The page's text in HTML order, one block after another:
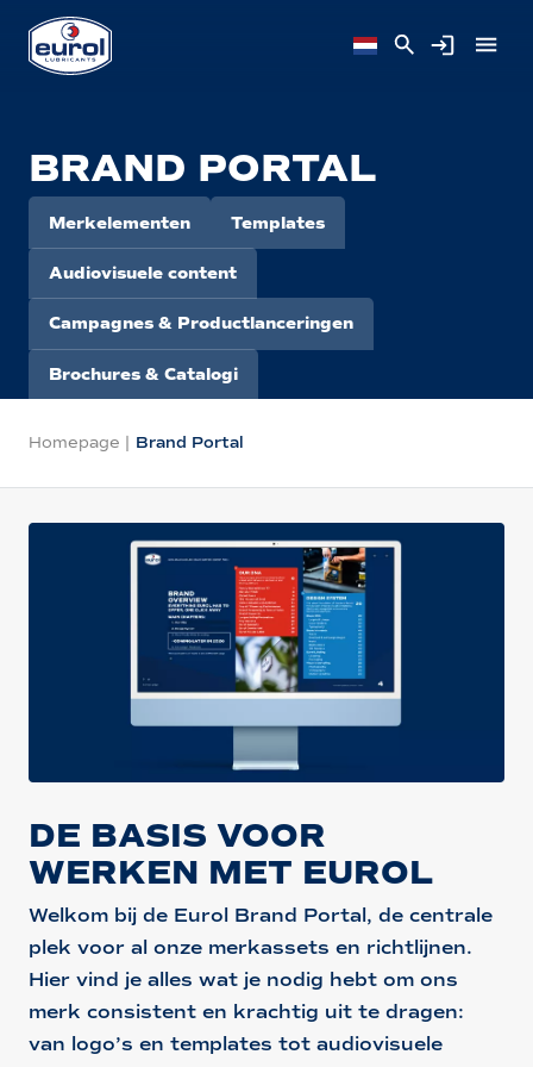
BRAND PORTAL
Merkelementen Templates
Audiovisuele content
Campagnes & Productlanceringen
Brochures & Catalogi
Homepage | Brand Portal
DE BASIS VOOR
WERKEN MET EUROL
Welkom bij de Eurol Brand Portal, de centrale
plek voor al onze merkassets en richtlijnen.
Hier vind je alles wat je nodig hebt om ons
merk consistent en krachtig uit te dragen:
van logo’s en templates tot audiovisuele